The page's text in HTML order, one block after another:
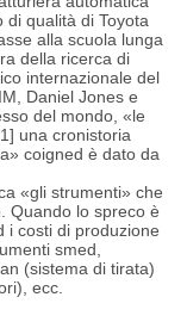
di qualità di Toyota
alla scuola lunga
della ricerca di
internazionale del
Daniel Jones e
del mondo, «le
una cronistoria
coigned è dato da
«gli strumenti» che
Quando lo spreco è
i costi di produzione
smed,
(sistema di tirata)
ecc.